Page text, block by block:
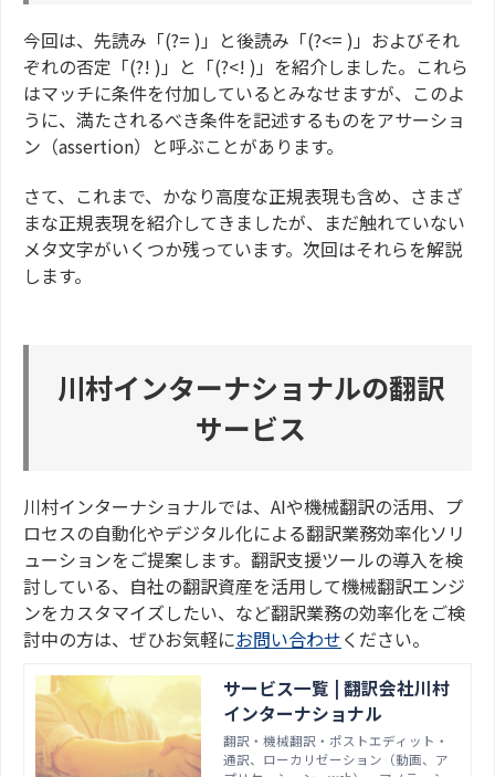
今回は、先読み「(?= )」と後読み「(?<= )」およびそれ
ぞれの否定「(?! )」と「(?<! )」を紹介しました。これら
はマッチに条件を付加しているとみなせますが、このよ
うに、満たされるべき条件を記述するものをアサーショ
ン（assertion）と呼ぶことがあります。
さて、これまで、かなり高度な正規表現も含め、さまざ
まな正規表現を紹介してきましたが、まだ触れていない
メタ文字がいくつか残っています。次回はそれらを解説
します。
川村インターナショナルの翻訳
サービス
川村インターナショナルでは、AIや機械翻訳の活用、プ
ロセスの自動化やデジタル化による翻訳業務効率化ソリ
ューションをご提案します。翻訳支援ツールの導入を検
討している、自社の翻訳資産を活用して機械翻訳エンジ
ンをカスタマイズしたい、など翻訳業務の効率化をご検
討中の方は、ぜひお気軽にお問い合わせください。
サービス一覧 | 翻訳会社川村
インターナショナル
翻訳・機械翻訳・ポストエディット・
通訳、ローカリゼーション（動画、ア